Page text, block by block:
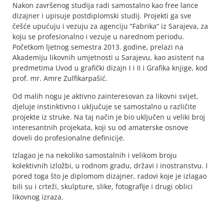
Nakon završenog studija radi samostalno kao free lance
dizajner i upisuje postdiplomski studij. Projekti ga sve
češće upućuju i vezuju za agenciju “Fabrika“ iz Sarajeva, za
koju se profesionalno i vezuje u narednom periodu.
Početkom ljetnog semestra 2013. godine, prelazi na
Akademiju likovnih umjetnosti u Sarajevu, kao asistent na
predmetima Uvod u grafički dizajn I i II i Grafika knjige, kod
prof. mr. Amre Zulfikarpašić.
Od malih nogu je aktivno zainteresovan za likovni svijet,
djeluje instinktivno i uključuje se samostalno u različite
projekte iz struke. Na taj način je bio uključen u veliki broj
interesantnih projekata, koji su od amaterske osnove
doveli do profesionalne definicije.
Izlagao je na nekoliko samostalnih i velikom broju
kolektivnih izložbi, u rodnom gradu, državi i inostranstvu. I
pored toga što je diplomom dizajner, radovi koje je izlagao
bili su i crteži, skulpture, slike, fotografije i drugi oblici
likovnog izraza.